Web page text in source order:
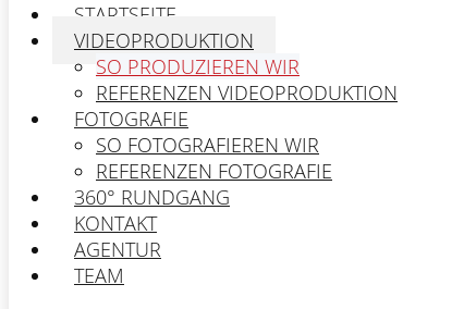
STARTSEITE
VIDEOPRODUKTION
SO PRODUZIEREN WIR
REFERENZEN VIDEOPRODUKTION
FOTOGRAFIE
SO FOTOGRAFIEREN WIR
REFERENZEN FOTOGRAFIE
360° RUNDGANG
KONTAKT
AGENTUR
TEAM